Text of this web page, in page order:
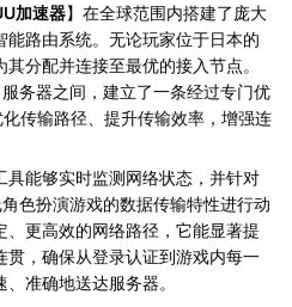
加速器】在全球范围内搭建了庞大
能路由系统。无论玩家位于日本的
分配并连接至最优的接入节点。
务器之间，建立了一条经过专门优
传输路径、提升传输效率，增强连
具能够实时监测网络状态，并针对
色扮演游戏的数据传输特性进行动
、更高效的网络路径，它能显著提
贯，确保从登录认证到游戏内每一
准确地送达服务器。